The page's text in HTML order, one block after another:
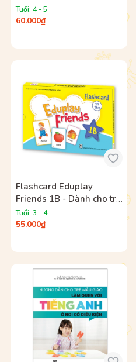
mẫu giáo
Tuổi: 4 - 5
60.000₫
Flashcard Eduplay
Friends 1B - Dành cho trẻ
mẫu giáo
Tuổi: 3 - 4
55.000₫